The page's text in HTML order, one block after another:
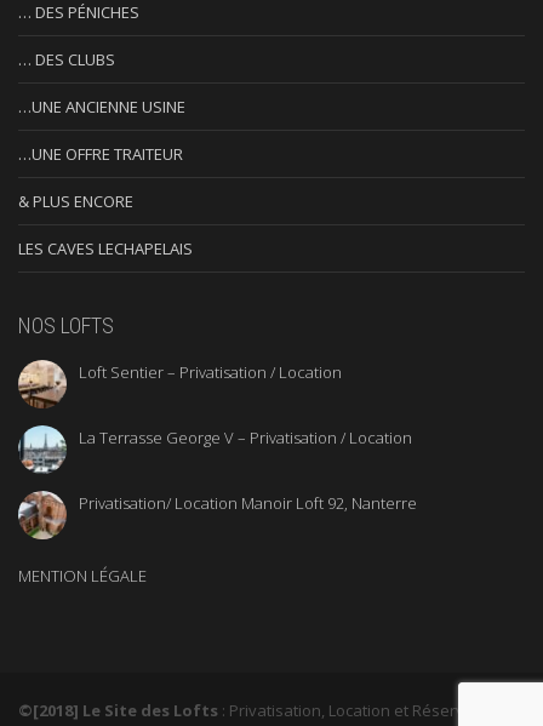
… DES PÉNICHES
… DES CLUBS
…UNE ANCIENNE USINE
…UNE OFFRE TRAITEUR
& PLUS ENCORE
LES CAVES LECHAPELAIS
NOS LOFTS
Loft Sentier – Privatisation / Location
La Terrasse George V – Privatisation / Location
Privatisation/ Location Manoir Loft 92, Nanterre
MENTION LÉGALE
©[2018] Le Site des Lofts : Privatisation, Location et Réservation de